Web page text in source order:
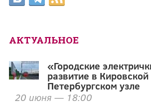
АКТУАЛЬНОЕ
«Городские
развитие в
Петербургском узле
20 июня — 18:00